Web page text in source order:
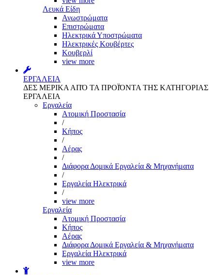
Λευκά Είδη
Ανωστρώματα
Επιστρώματα
Ηλεκτρικά Υποστρώματα
Ηλεκτρικές Κουβέρτες
Κουβερλί
view more
ΕΡΓΑΛΕΙΑ
ΔΕΣ ΜΕΡΙΚΑ ΑΠΌ ΤΑ ΠΡΟΪΌΝΤΑ ΤΗΣ ΚΑΤΗΓΟΡΙΑΣ
ΕΡΓΑΛΕΙΑ
Εργαλεία
Aτομική Προστασία
/
Kήπος
/
Αέρας
/
Διάφορα Δομικά Εργαλεία & Μηχανήματα
/
Εργαλεία Ηλεκτρικά
/
view more
Εργαλεία
Aτομική Προστασία
Kήπος
Αέρας
Διάφορα Δομικά Εργαλεία & Μηχανήματα
Εργαλεία Ηλεκτρικά
view more